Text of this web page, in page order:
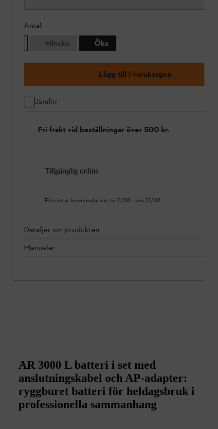
Antal
Minska
Öka
Lägg till i varukorgen
Jämför
Fri frakt vid beställningar över 500 kr.
Tillgänglig online
Förväntat leveransdatum: tis 11/08 - ons 12/08
Detaljer om produkten
Manualer
AR 3000 L batteri i set med
anslutningskabel och AP-adapter:
ryggburet batteri för heldagsbruk i
professionella sammanhang